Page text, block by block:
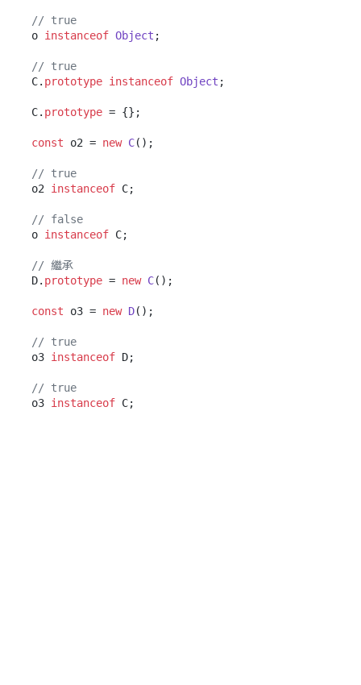
// true
o instanceof Object ;
// true
C. prototype instanceof Object ;
C. prototype = {};
const o2 = new C();
// true
o2 instanceof C;
// false
o instanceof C;
// 繼承
D. prototype = new C();
const o3 = new D();
// true
o3 instanceof D;
// true
o3 instanceof